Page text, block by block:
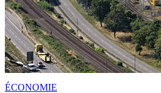
ÉCONOMIE